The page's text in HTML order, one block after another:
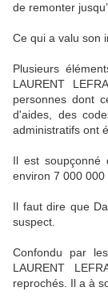
de remonter
Ce qui a valu son
Plusieurs
LAURENT
personnes dont
d'aides, des
administratifs ont
Il est soupçonné
environ 7 000 000
Il faut dire que
suspect.
Confondu par
LAURENT
reprochés. Il a à